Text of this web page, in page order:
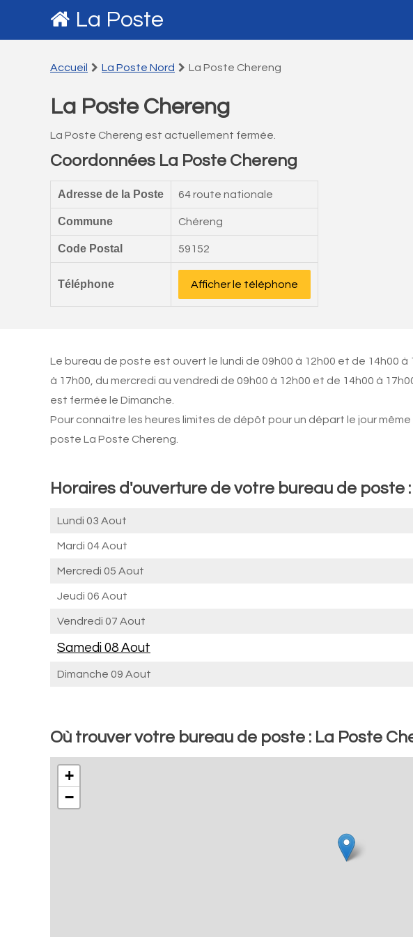
La Poste
Accueil La Poste Nord La Poste Chereng
La Poste Chereng
La Poste Chereng est actuellement fermée.
Coordonnées La Poste Chereng
Adresse de la Poste 64 route nationale
Commune Chéreng
Code Postal 59152
Téléphone Afficher le téléphone
Le bureau de poste est ouvert le lundi de 09h00 à 12h00 et de 14h00 à
à 17h00, du mercredi au vendredi de 09h00 à 12h00 et de 14h00 à
est fermée le Dimanche.
Pour connaitre les heures limites de dépôt pour un départ le jour
poste La Poste Chereng.
Horaires d'ouverture de votre bureau de poste
Lundi 03 Aout
Mardi 04 Aout
Mercredi 05 Aout
Jeudi 06 Aout
Vendredi 07 Aout
Samedi 08 Aout
Dimanche 09 Aout
Où trouver votre bureau de poste : La Poste
+
−